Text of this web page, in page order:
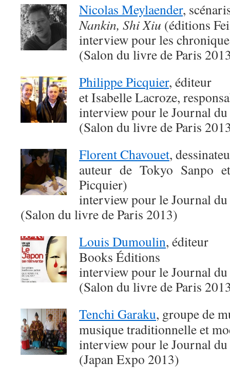
Nicolas Meylaender,
Nankin, Shi Xiu (éditions
interview pour les
(Salon du livre de Paris
Philippe Picquier, éditeur
et Isabelle Lacroze,
interview pour le Journal du
(Salon du livre de Paris
Florent Chavouet,
auteur de Tokyo Sanpo
Picquier)
interview pour le Journal du
(Salon du livre de Paris 2013)
Louis Dumoulin, éditeur
Books Éditions
interview pour le Journal du
(Salon du livre de Paris
Tenchi Garaku, groupe de
musique traditionnelle et
interview pour le Journal du
(Japan Expo 2013)